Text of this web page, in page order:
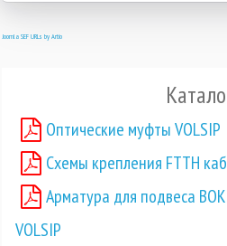
Joomla SEF URLs by Artio
Оптические муфты VOLSIP
Схемы крепления FTTH
Арматура для подвеса
VOLSIP